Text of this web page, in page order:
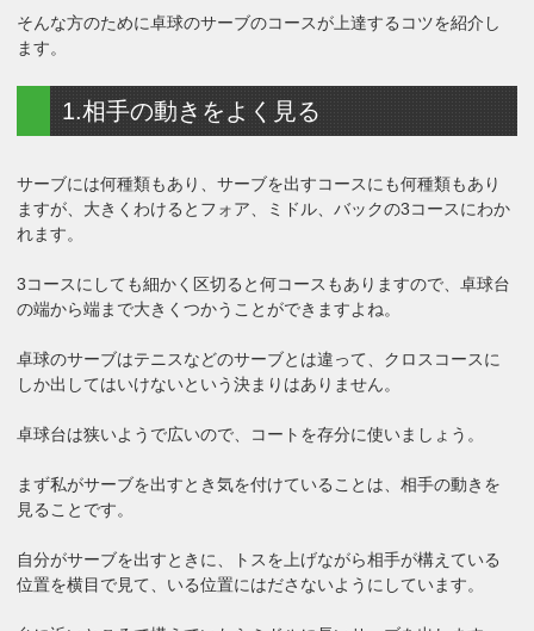
そんな方のために卓球のサーブのコースが上達するコツを紹介し
ます。
1.相手の動きをよく見る
サーブには何種類もあり、サーブを出すコースにも何種類もあり
ますが、大きくわけるとフォア、ミドル、バックの3コースにわか
れます。
3コースにしても細かく区切ると何コースもありますので、卓球台
の端から端まで大きくつかうことができますよね。
卓球のサーブはテニスなどのサーブとは違って、クロスコースに
しか出してはいけないという決まりはありません。
卓球台は狭いようで広いので、コートを存分に使いましょう。
まず私がサーブを出すとき気を付けていることは、相手の動きを
見ることです。
自分がサーブを出すときに、トスを上げながら相手が構えている
位置を横目で見て、いる位置にはださないようにしています。